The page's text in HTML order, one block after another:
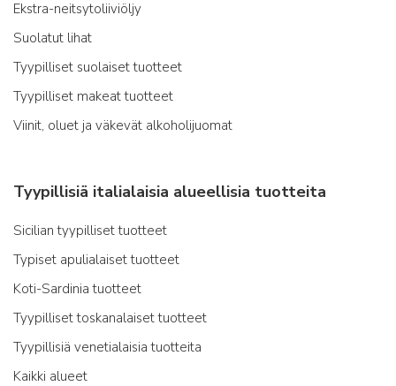
Ekstra-neitsytoliiviöljy
Suolatut lihat
Tyypilliset suolaiset tuotteet
Tyypilliset makeat tuotteet
Viinit, oluet ja väkevät alkoholijuomat
Tyypillisiä italialaisia alueellisia tuotteita
Sicilian tyypilliset tuotteet
Typiset apulialaiset tuotteet
Koti-Sardinia tuotteet
Tyypilliset toskanalaiset tuotteet
Tyypillisiä venetialaisia tuotteita
Kaikki alueet